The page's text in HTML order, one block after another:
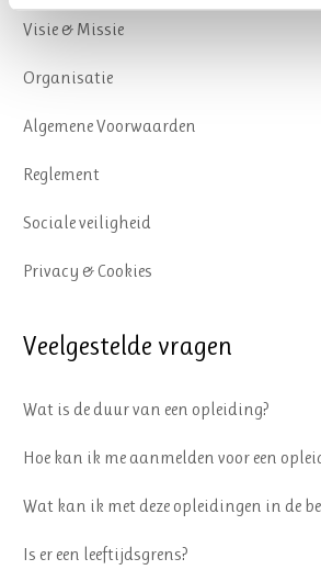
Visie & Missie
Organisatie
Algemene Voorwaarden
Reglement
Sociale veiligheid
Privacy & Cookies
Veelgestelde vragen
Wat is de duur van een opleiding?
Hoe kan ik me aanmelden voor een
Wat kan ik met deze opleidingen in de
Is er een leeftijdsgrens?